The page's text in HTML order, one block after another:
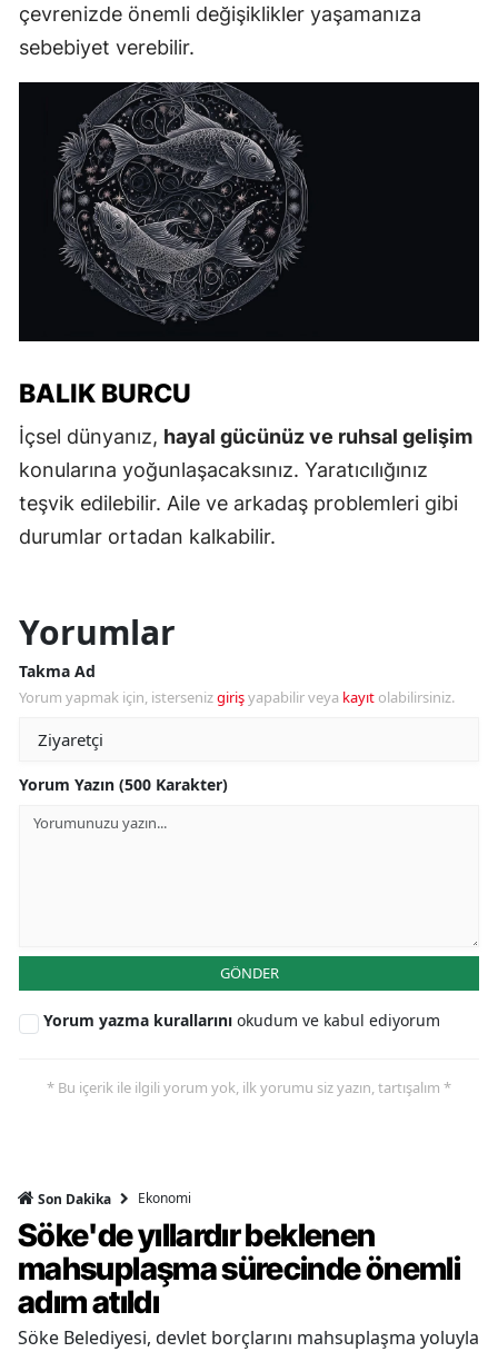
çevrenizde önemli değişiklikler yaşamanıza
sebebiyet verebilir.
BALIK BURCU
İçsel dünyanız, hayal gücünüz ve ruhsal gelişim
konularına yoğunlaşacaksınız. Yaratıcılığınız
teşvik edilebilir. Aile ve arkadaş problemleri gibi
durumlar ortadan kalkabilir.
Yorumlar
Takma Ad
Yorum yapmak için, istersenizgirişyapabilir veya kayıt olabilirsiniz.
Yorum Yazın (500 Karakter)
GÖNDER
Yorum yazma kurallarını okudum ve kabul ediyorum
* Bu içerik ile ilgili yorum yok, ilk yorumu siz yazın, tartışalım *
Son Dakika Ekonomi
Söke'de yıllardır beklenen
mahsuplaşma sürecinde önemli
adım atıldı
Söke Belediyesi, devlet borçlarını mahsuplaşma yoluyla